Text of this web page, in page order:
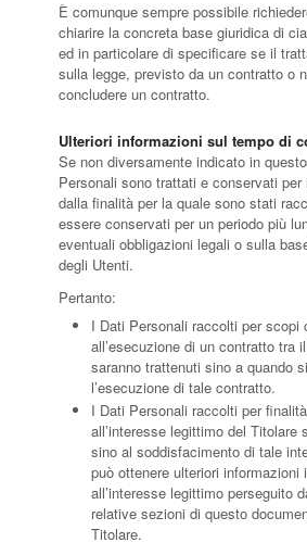
È comunque sempre possibile
chiarire la concreta base giuridica di
ed in particolare di specificare se il
sulla legge, previsto da un contratto o
concludere un contratto.
Ulteriori informazioni sul tempo di
Se non diversamente indicato in
Personali sono trattati e conservati
dalla finalità per la quale sono stati
essere conservati per un periodo più
eventuali obbligazioni legali o sulla
degli Utenti.
Pertanto:
I Dati Personali raccolti per scopi
all’esecuzione di un contratto tra
saranno trattenuti sino a quando
l’esecuzione di tale contratto.
I Dati Personali raccolti per
all’interesse legittimo del Titolare
sino al soddisfacimento di tale
può ottenere ulteriori informazioni
all’interesse legittimo perseguito
relative sezioni di questo
Titolare.